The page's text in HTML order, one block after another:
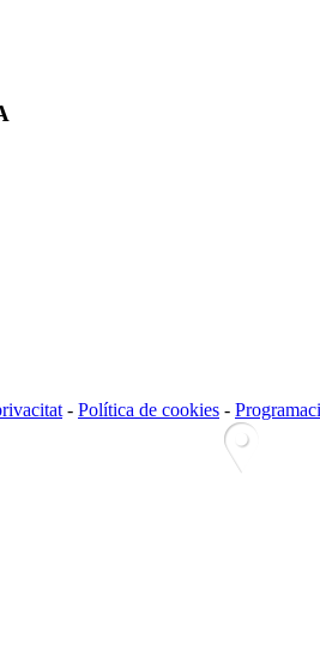
- Política de cookies -